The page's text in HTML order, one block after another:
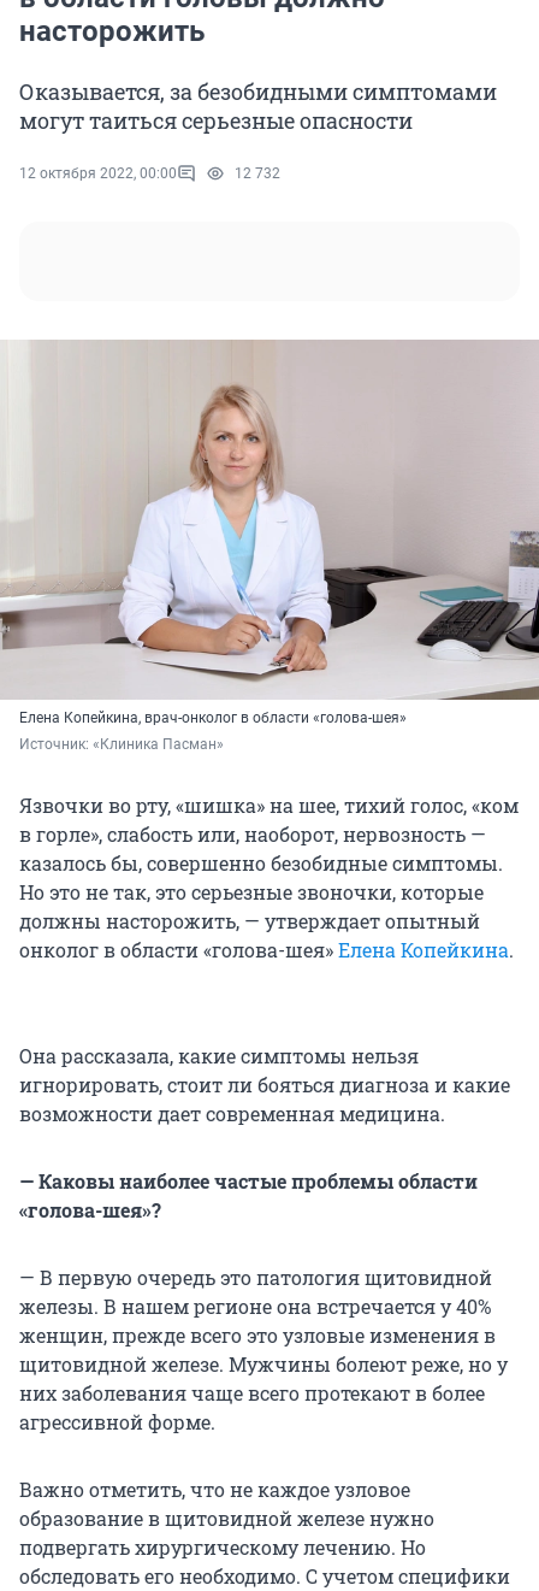
насторожить
Оказывается, за безобидными симптомами
могут таиться серьезные опасности
12 октября 2022, 00:00 12 732
Елена Копейкина, врач-онколог в области «голова-шея»
Источник: «Клиника Пасман»
Язвочки во рту, «шишка» на шее, тихий голос, «ком
в горле», слабость или, наоборот, нервозность —
казалось бы, совершенно безобидные симптомы.
Но это не так, это серьезные звоночки, которые
должны насторожить, — утверждает опытный
онколог в области «голова-шея»Елена Копейкина.
Она рассказала, какие симптомы нельзя
игнорировать, стоит ли бояться диагноза и какие
возможности дает современная медицина.
— Каковы наиболее частые проблемы области
«голова-шея»?
— В первую очередь это патология щитовидной
железы. В нашем регионе она встречается у 40%
женщин, прежде всего это узловые изменения в
щитовидной железе. Мужчины болеют реже, но у
них заболевания чаще всего протекают в более
агрессивной форме.
Важно отметить, что не каждое узловое
образование в щитовидной железе нужно
подвергать хирургическому лечению. Но
обследовать его необходимо. С учетом специфики